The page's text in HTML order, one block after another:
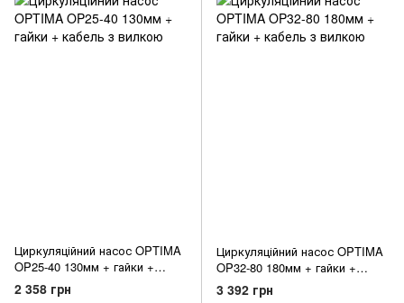
Циркуляційний насос OPTIMA
OP25-40 130мм + гайки +
кабель з вилкою
2 358 грн
Циркуляційний насос OPTIMA
OP32-80 180мм + гайки +
кабель з вилкою
3 392 грн